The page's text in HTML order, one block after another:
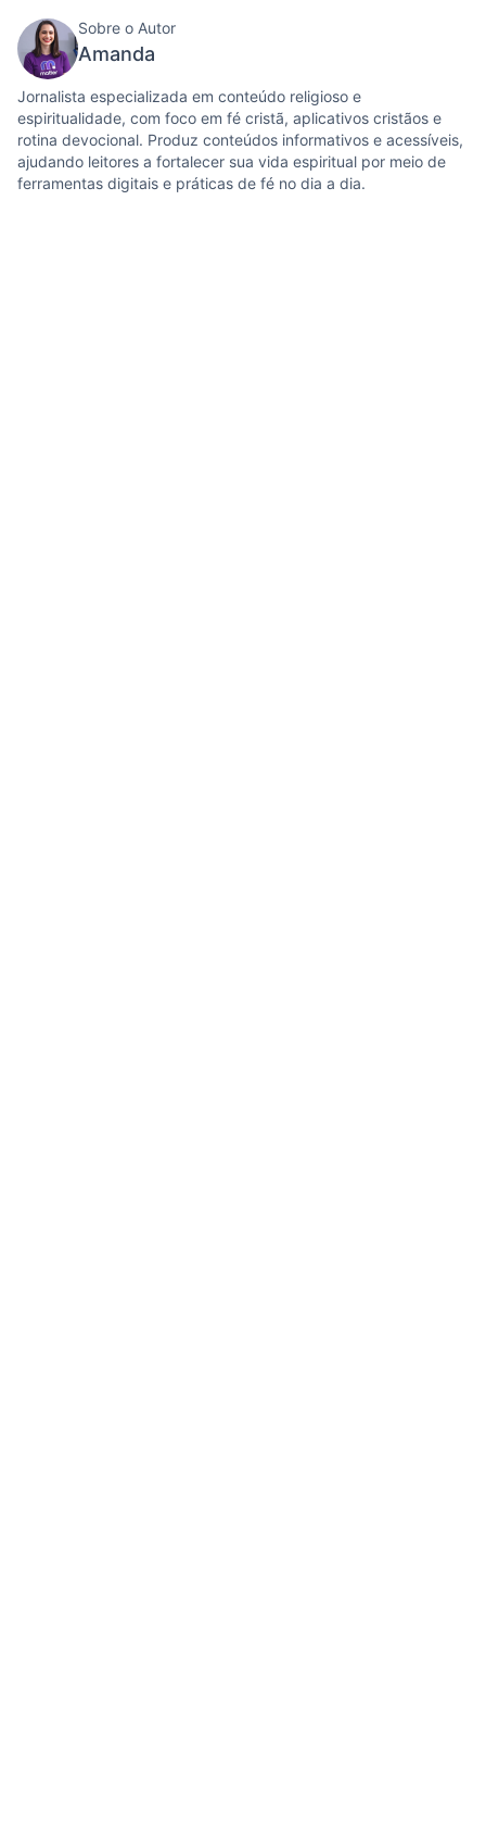
Sobre o Autor
Amanda
Jornalista especializada em conteúdo religioso e
espiritualidade, com foco em fé cristã, aplicativos cristãos e
rotina devocional. Produz conteúdos informativos e acessíveis,
ajudando leitores a fortalecer sua vida espiritual por meio de
ferramentas digitais e práticas de fé no dia a dia.